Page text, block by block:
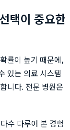
택이 중요한
률이 높기 때문에,
있는 의료 시스템
니다. 전문 병원은
수 다루어 본 경험